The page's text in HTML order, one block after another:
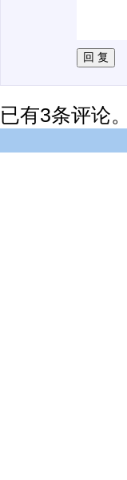
已有3条评论。